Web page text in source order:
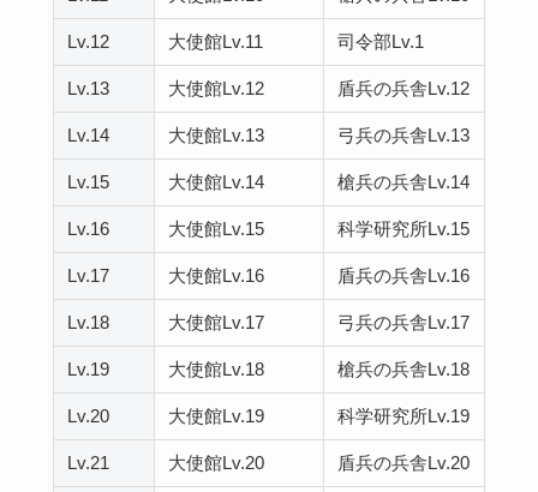
Lv.12 大使館Lv.11 司令部Lv.1
Lv.13 大使館Lv.12 盾兵の兵舎Lv.12
Lv.14 大使館Lv.13 弓兵の兵舎Lv.13
Lv.15 大使館Lv.14 槍兵の兵舎Lv.14
Lv.16 大使館Lv.15 科学研究所Lv.15
Lv.17 大使館Lv.16 盾兵の兵舎Lv.16
Lv.18 大使館Lv.17 弓兵の兵舎Lv.17
Lv.19 大使館Lv.18 槍兵の兵舎Lv.18
Lv.20 大使館Lv.19 科学研究所Lv.19
Lv.21 大使館Lv.20 盾兵の兵舎Lv.20